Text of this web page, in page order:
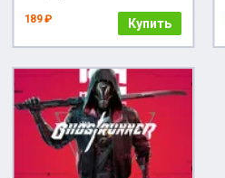
189 ₽ Купить